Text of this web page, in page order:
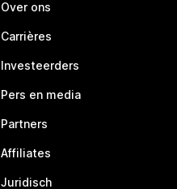
Over ons
Carrières
Investeerders
Pers en media
Partners
Affiliates
Juridisch